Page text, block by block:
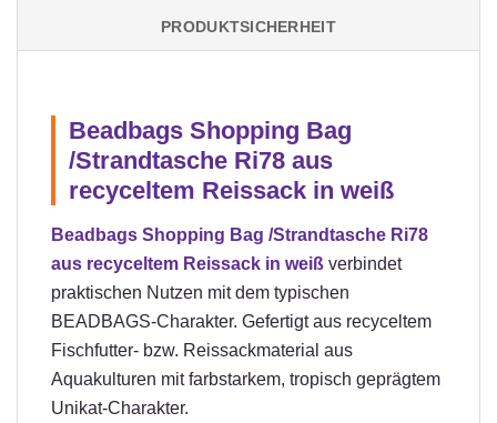
PRODUKTSICHERHEIT
Beadbags Shopping Bag
/Strandtasche Ri78 aus
recyceltem Reissack in weiß
Beadbags Shopping Bag /Strandtasche Ri78
aus recyceltem Reissack in weiß verbindet
praktischen Nutzen mit dem typischen
BEADBAGS-Charakter. Gefertigt aus recyceltem
Fischfutter- bzw. Reissackmaterial aus
Aquakulturen mit farbstarkem, tropisch geprägtem
Unikat-Charakter.